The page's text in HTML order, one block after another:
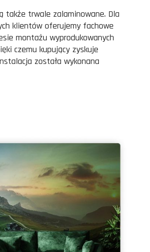
także trwale zalaminowane. Dla
klientów oferujemy fachowe
montażu wyprodukowanych
czemu kupujący zyskuje
została wykonana